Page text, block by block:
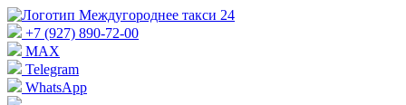
+7 (927) 890-72-00
MAX
Telegram
WhatsApp